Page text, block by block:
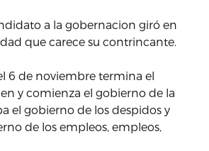
a la gobernacion giró en
que carece su contrincante.
6 de noviembre termina el
y comienza el gobierno de la
el gobierno de los despidos y
de los empleos, empleos,